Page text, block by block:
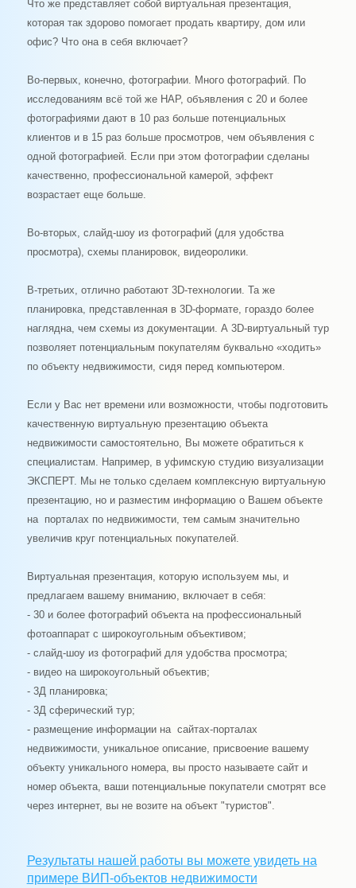
Что же представляет собой виртуальная презентация,
которая так здорово помогает продать квартиру, дом или
офис? Что она в себя включает?
Во-первых, конечно, фотографии. Много фотографий. По
исследованиям всё той же НАР, объявления с 20 и более
фотографиями дают в 10 раз больше потенциальных
клиентов и в 15 раз больше просмотров, чем объявления с
одной фотографией. Если при этом фотографии сделаны
качественно, профессиональной камерой, эффект
возрастает еще больше.
Во-вторых, слайд-шоу из фотографий (для удобства
просмотра), схемы планировок, видеоролики.
В-третьих, отлично работают 3D-технологии. Та же
планировка, представленная в 3D-формате, гораздо более
наглядна, чем схемы из документации. А 3D-виртуальный тур
позволяет потенциальным покупателям буквально «ходить»
по объекту недвижимости, сидя перед компьютером.
Если у Вас нет времени или возможности, чтобы подготовить
качественную виртуальную презентацию объекта
недвижимости самостоятельно, Вы можете обратиться к
специалистам. Например, в уфимскую студию визуализации
ЭКСПЕРТ. Мы не только сделаем комплексную виртуальную
презентацию, но и разместим информацию о Вашем объекте
на порталах по недвижимости, тем самым значительно
увеличив круг потенциальных покупателей.
Виртуальная презентация, которую используем мы, и
предлагаем вашему вниманию, включает в себя:
- 30 и более фотографий объекта на профессиональный
фотоаппарат с широкоугольным объективом;
- слайд-шоу из фотографий для удобства просмотра;
- видео на широкоугольный объектив;
- 3Д планировка;
- 3Д сферический тур;
- размещение информации на сайтах-порталах
недвижимости, уникальное описание, присвоение вашему
объекту уникального номера, вы просто называете сайт и
номер объекта, ваши потенциальные покупатели смотрят все
через интернет, вы не возите на объект "туристов".
Результаты нашей работы вы можете увидеть на
примере ВИП-объектов недвижимости